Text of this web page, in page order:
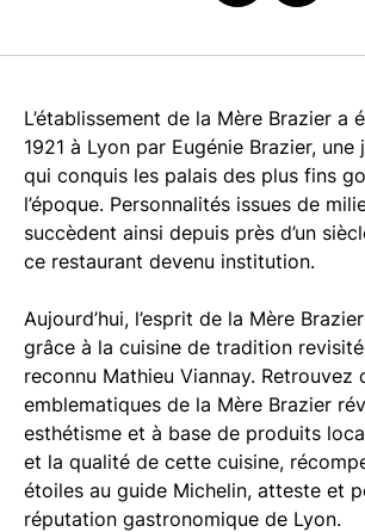
L’établissement de la Mère Brazier a
1921 à Lyon par Eugénie Brazier, une
qui conquis les palais des plus fins
l’époque. Personnalités issues de
succèdent ainsi depuis près d’un
ce restaurant devenu institution.
Aujourd’hui, l’esprit de la Mère
grâce à la cuisine de tradition
reconnu Mathieu Viannay. Retrouvez
emblematiques de la Mère Brazier
esthétisme et à base de produits
et la qualité de cette cuisine,
étoiles au guide Michelin, atteste et
réputation gastronomique de Lyon.